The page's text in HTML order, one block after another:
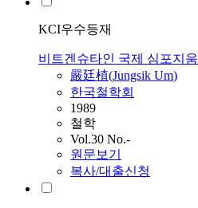
KCI우수등재
비트겐슈타인 국제 심포지움
嚴廷植(Jungsik Um)
한국철학회
1989
철학
Vol.30 No.-
원문보기
복사/대출신청